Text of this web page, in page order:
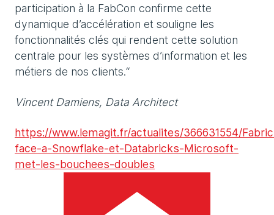
participation à la FabCon confirme cette
dynamique d’accélération et souligne les
fonctionnalités clés qui rendent cette solution
centrale pour les systèmes d’information et les
métiers de nos clients.“
Vincent Damiens, Data Architect
https://www.lemagit.fr/actualites/366631554/
face-a-Snowflake-et-Databricks-Microsoft-
met-les-bouchees-doubles